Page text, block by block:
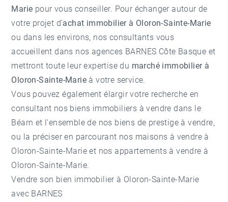
Marie pour vous conseiller. Pour échanger autour de
votre projet d’achat immobilier à Oloron-Sainte-Marie
ou dans les environs, nos consultants vous
accueillent dans nos agences BARNES Côte Basque et
mettront toute leur expertise du marché immobilier à
Oloron-Sainte-Marie à votre service.
Vous pouvez également élargir votre recherche en
consultant nos biens immobiliers à vendre dans le
Béarn et l'ensemble de nos biens de prestige à vendre,
ou la préciser en parcourant nos maisons à vendre à
Oloron-Sainte-Marie et nosappartements à vendre à
Oloron-Sainte-Marie.
Vendre son bien immobilier à Oloron-Sainte-Marie
avec BARNES